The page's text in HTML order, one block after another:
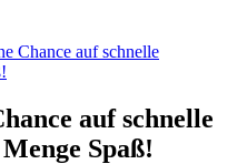
Chance auf schnelle
auf schnelle
Spaß!